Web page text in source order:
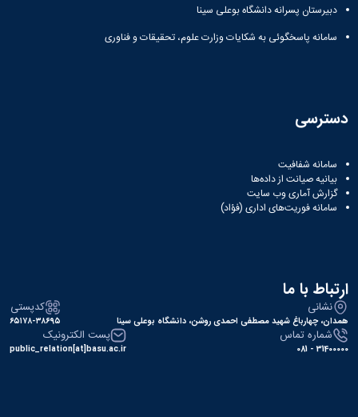
دبیرستان پسرانه دانشگاه بوعلی سینا
سامانه پاسخگوئی به شکایات وزارت علوم، تحقیقات و فناوری
دسترسی
سامانه شفافیت
بیانیه صیانت از داده‌ها
گزارش آماری وب‌ سایت
سامانه فوریت‌های اداری (فؤاد)
ارتباط با ما
نشانی
همدان، چهارباغ شهید مصطفی احمدی روشن، دانشگاه بوعلی سینا
کدپستی
۶۵۱۷۸-۳۸۶۹۵
شماره تماس
31400000 - 081
پست الکترونیک
public_relation[at]basu.ac.ir